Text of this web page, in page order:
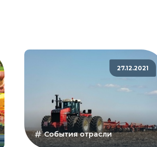
27.12.2021
События отрасли